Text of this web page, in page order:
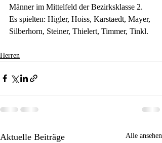
Männer im Mittelfeld der Bezirksklasse 2.
Es spielten: Higler, Hoiss, Karstaedt, Mayer,
Silberhorn, Steiner, Thielert, Timmer, Tinkl.
Herren
Aktuelle Beiträge Alle ansehen